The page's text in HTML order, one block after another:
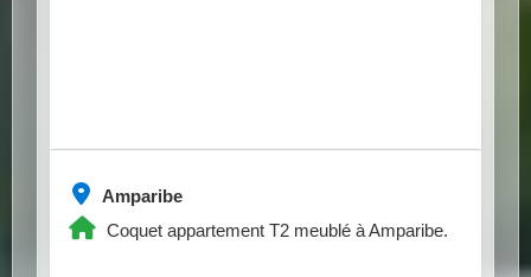
Amparibe
Coquet appartement T2 meublé à Amparibe.